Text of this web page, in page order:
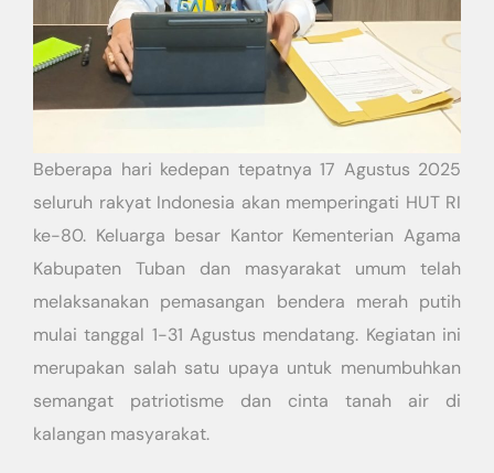
Beberapa hari kedepan tepatnya 17 Agustus 2025
seluruh rakyat Indonesia akan memperingati HUT RI
ke-80. Keluarga besar Kantor Kementerian Agama
Kabupaten Tuban dan masyarakat umum telah
melaksanakan pemasangan bendera merah putih
mulai tanggal 1-31 Agustus mendatang. Kegiatan ini
merupakan salah satu upaya untuk menumbuhkan
semangat patriotisme dan cinta tanah air di
kalangan masyarakat.